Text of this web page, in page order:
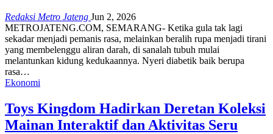
Redaksi Metro Jateng Jun 2, 2026
METROJATENG.COM, SEMARANG- Ketika gula tak lagi
sekadar menjadi pemanis rasa, melainkan beralih rupa menjadi tirani
yang membelenggu aliran darah, di sanalah tubuh mulai
melantunkan kidung kedukaannya. Nyeri diabetik baik berupa
rasa…
Ekonomi
Toys Kingdom Hadirkan Deretan Koleksi
Mainan Interaktif dan Aktivitas Seru